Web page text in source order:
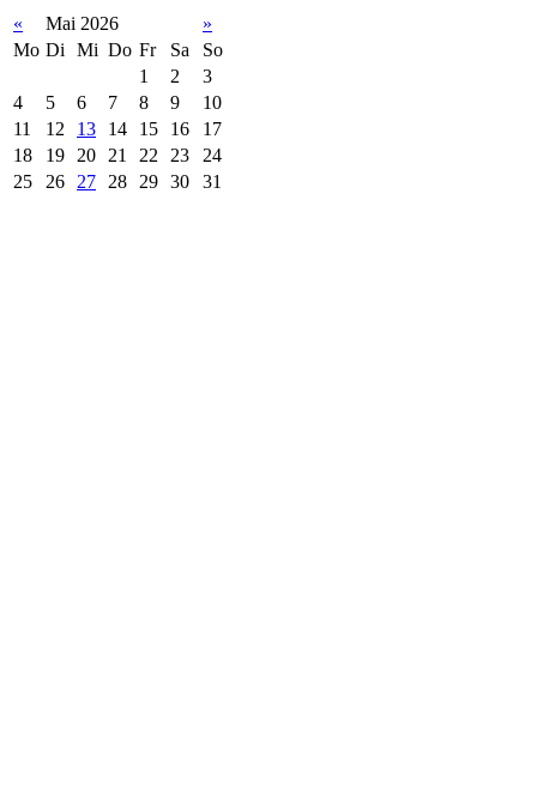
« Mai 2026
»
Mo Di Mi Do Fr Sa
So
1
2
3
4
5 6 7 8 9
10
11
12 13 14 15 16
17
18
19 20 21 22 23
24
25
26 27 28 29 30 31